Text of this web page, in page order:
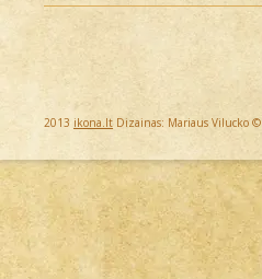
2013 ikona.lt Dizainas: Mariaus Vilucko ©